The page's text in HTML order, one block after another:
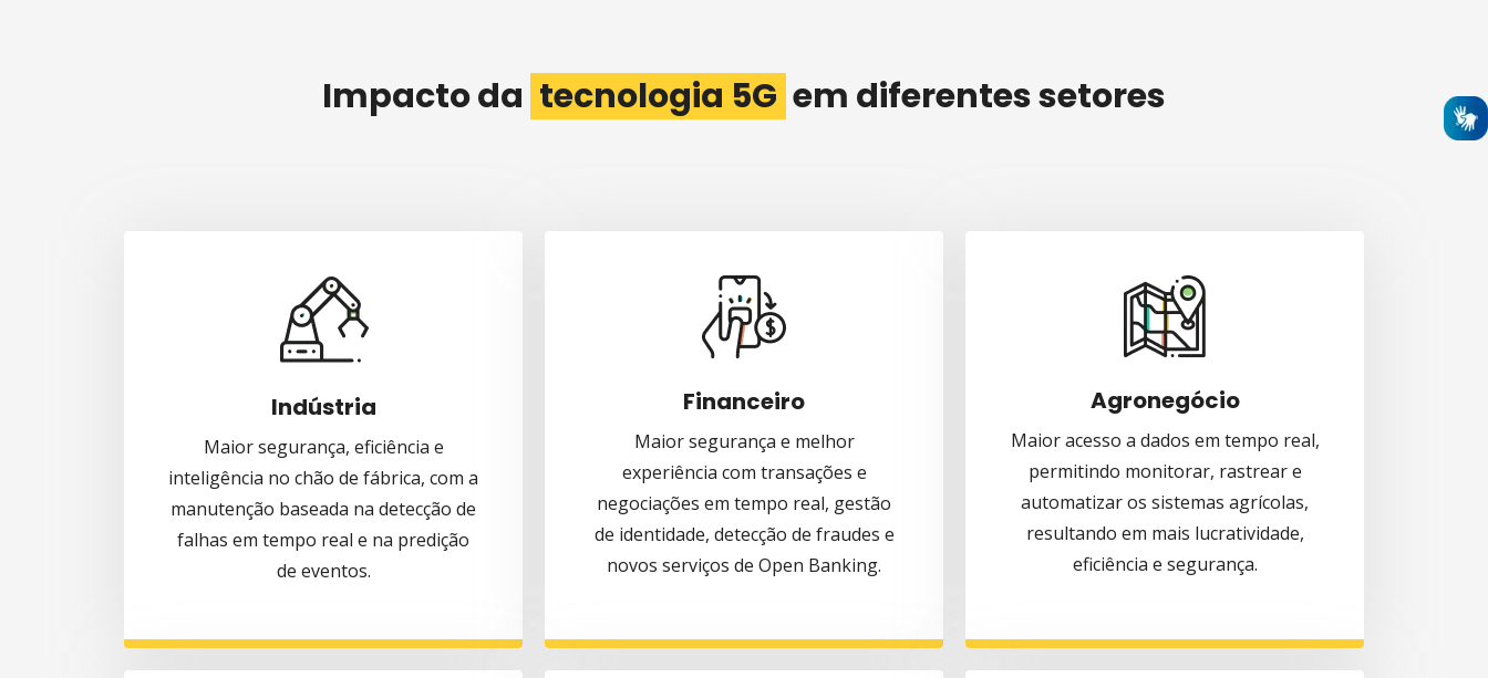
Impacto da tecnologia 5G em diferentes setores
Indústria
Maior segurança, eficiência e
inteligência no chão de fábrica, com a
manutenção baseada na detecção de
falhas em tempo real e na predição
de eventos.
Financeiro
Maior segurança e melhor
experiência com transações e
negociações em tempo real, gestão
de identidade, detecção de fraudes e
novos serviços de Open Banking.
Agronegócio
Maior acesso a dados em tempo real,
permitindo monitorar, rastrear e
automatizar os sistemas agrícolas,
resultando em mais lucratividade,
eficiência e segurança.